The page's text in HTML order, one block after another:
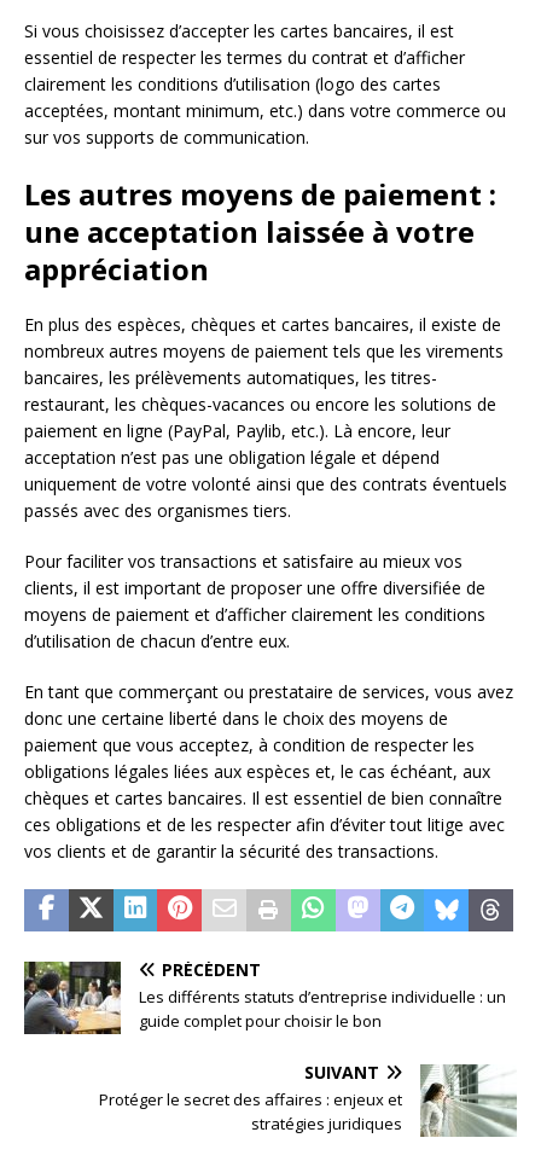
Si vous choisissez d’accepter les cartes bancaires, il est
essentiel de respecter les termes du contrat et d’afficher
clairement les conditions d’utilisation (logo des cartes
acceptées, montant minimum, etc.) dans votre commerce ou
sur vos supports de communication.
Les autres moyens de paiement :
une acceptation laissée à votre
appréciation
En plus des espèces, chèques et cartes bancaires, il existe de
nombreux autres moyens de paiement tels que les virements
bancaires, les prélèvements automatiques, les titres-
restaurant, les chèques-vacances ou encore les solutions de
paiement en ligne (PayPal, Paylib, etc.). Là encore, leur
acceptation n’est pas une obligation légale et dépend
uniquement de votre volonté ainsi que des contrats éventuels
passés avec des organismes tiers.
Pour faciliter vos transactions et satisfaire au mieux vos
clients, il est important de proposer une offre diversifiée de
moyens de paiement et d’afficher clairement les conditions
d’utilisation de chacun d’entre eux.
En tant que commerçant ou prestataire de services, vous avez
donc une certaine liberté dans le choix des moyens de
paiement que vous acceptez, à condition de respecter les
obligations légales liées aux espèces et, le cas échéant, aux
chèques et cartes bancaires. Il est essentiel de bien connaître
ces obligations et de les respecter afin d’éviter tout litige avec
vos clients et de garantir la sécurité des transactions.
PRÉCÉDENT
Les différents statuts d’entreprise individuelle : un
guide complet pour choisir le bon
SUIVANT
Protéger le secret des affaires : enjeux et
stratégies juridiques